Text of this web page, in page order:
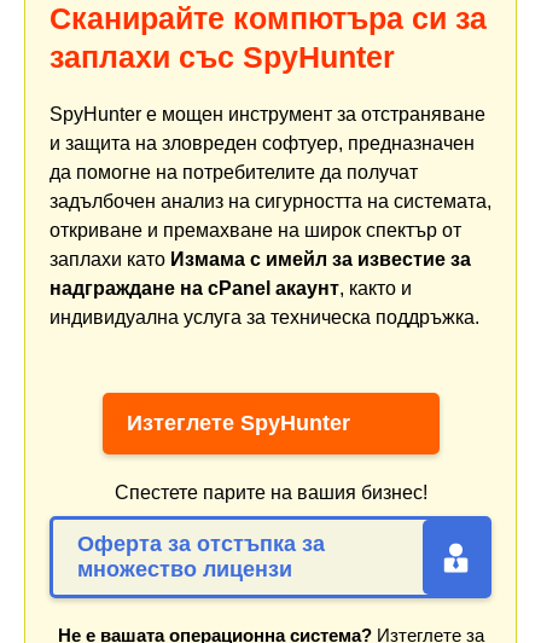
Сканирайте компютъра си за
заплахи със SpyHunter
SpyHunter е мощен инструмент за отстраняване
и защита на зловреден софтуер, предназначен
да помогне на потребителите да получат
задълбочен анализ на сигурността на системата,
откриване и премахване на широк спектър от
заплахи като Измама с имейл за известие за
надграждане на cPanel акаунт, както и
индивидуална услуга за техническа поддръжка.
Изтеглете SpyHunter
Спестете парите на вашия бизнес!
Оферта за отстъпка за
множество лицензи
Не е вашата операционна система?Изтеглете за